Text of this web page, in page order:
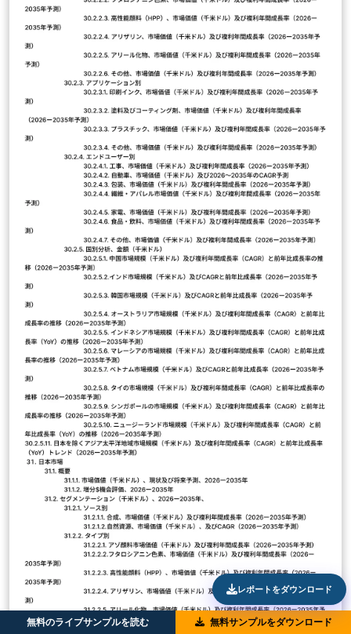
無料のライブサンプルを読む 無料サンプルをダウンロード
レポートをダウンロード